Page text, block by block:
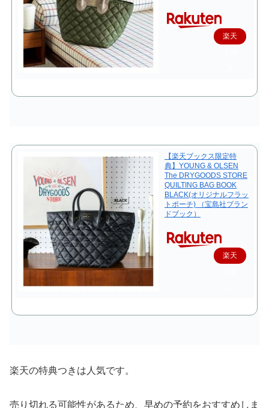
楽天
【楽天ブックス限定特
典】YOUNG & OLSEN
The DRYGOODS STORE
QUILTING BAG BOOK
BLACK(オリジナルフラッ
トポーチ) （宝島社ブラン
ドブック）
楽天
楽天の特典つきは人気です。
売り切れる可能性があるため、早めの予約をおすすめしま